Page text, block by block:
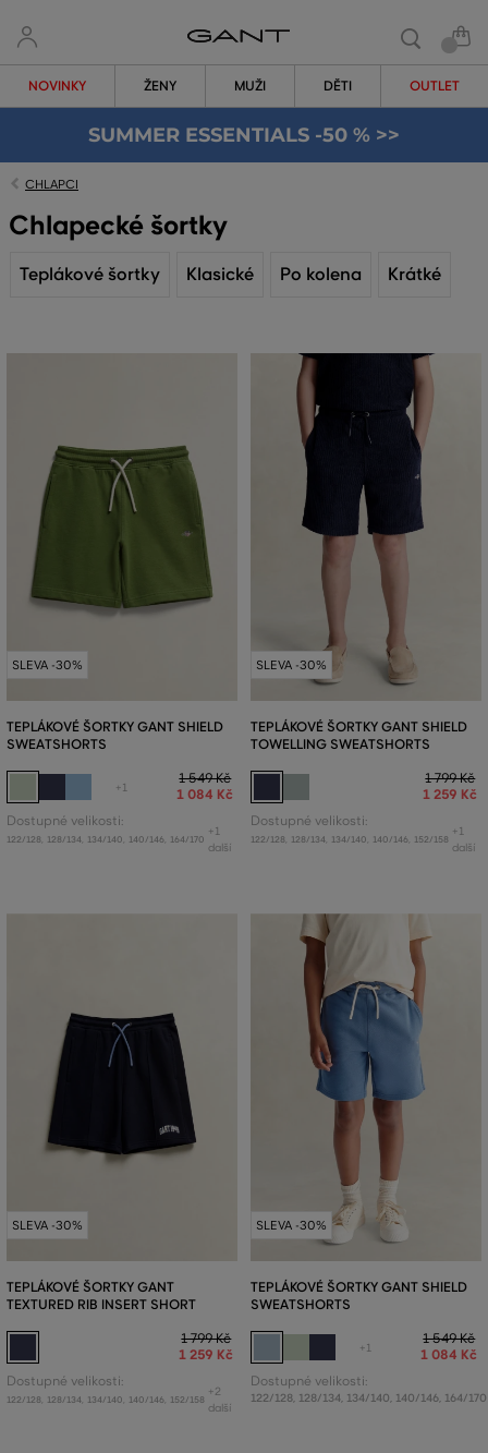
NOVINKY ŽENY MUŽI DĚTI OUTLET
SUMMER ESSENTIALS -50 % >>
CHLAPCI
Chlapecké šortky
Teplákové šortky Klasické Po kolena Krátké
SLEVA -30%
TEPLÁKOVÉ ŠORTKY GANT SHIELD
SWEATSHORTS
+1
1 549 Kč
1 084 Kč
Dostupné velikosti:
122/128 128/134 134/140 140/146 164/170
+1
další
SLEVA -30%
TEPLÁKOVÉ ŠORTKY GANT SHIELD
TOWELLING SWEATSHORTS
1 799 Kč
1 259 Kč
Dostupné velikosti:
122/128 128/134 134/140 140/146 152/158
+1
další
SLEVA -30%
TEPLÁKOVÉ ŠORTKY GANT
TEXTURED RIB INSERT SHORT
1 799 Kč
1 259 Kč
Dostupné velikosti:
122/128 128/134 134/140 140/146 152/158
+2
další
SLEVA -30%
TEPLÁKOVÉ ŠORTKY GANT SHIELD
SWEATSHORTS
+1
1 549 Kč
1 084 Kč
Dostupné velikosti:
122/128, 128/134, 134/140, 140/146, 164/170